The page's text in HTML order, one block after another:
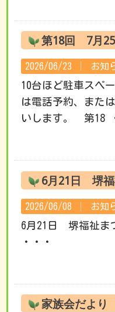
第18回 7月
2026/06/23 │ お知
10台ほど駐車スペ
は電話予約、また
いします。 第18
6月21日 堺福
2026/06/08 │ お知
6月21日 堺福祉ま
・・・